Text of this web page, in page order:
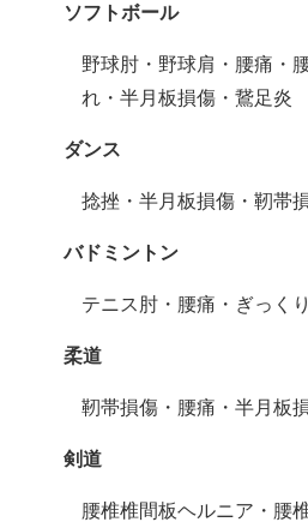
ソフトボール
野球肘・野球肩・腰痛・
れ・半月板損傷・鵞足炎
ダンス
捻挫・半月板損傷・靭帯
バドミントン
テニス肘・腰痛・ぎっく
柔道
靭帯損傷・腰痛・半月板
剣道
腰椎椎間板ヘルニア・腰